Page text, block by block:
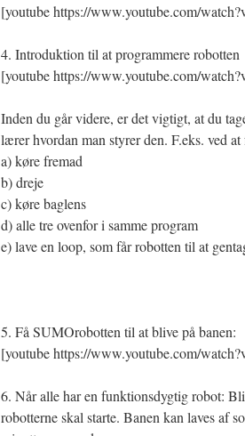
[youtube https://www.youtube.com/
4. Introduktion til at programmere robotten
[youtube https://www.youtube.com/
Inden du går videre, er det vigtigt, at du
lærer hvordan man styrer den. F.eks. ved
a) køre fremad
b) dreje
c) køre baglens
d) alle tre ovenfor i samme program
e) lave en loop, som får robotten til at
5. Få SUMOrobotten til at blive på banen:
[youtube https://www.youtube.com/
6. Når alle har en funktionsdygtig robot:
robotterne skal starte. Banen kan laves af